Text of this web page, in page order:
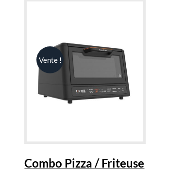
Vente !
Combo Pizza / Friteuse